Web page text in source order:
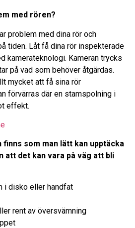
med rören?
problem med dina rör och
tiden. Låt få dina rör inspekterade
kamerateknologi. Kameran trycks
på vad som behöver åtgärdas.
mycket att få sina rör
förvärras där en stamspolning i
effekt.
som man lätt kan upptäcka
att det kan vara på väg att bli
i disko eller handfat
rent av översvämning